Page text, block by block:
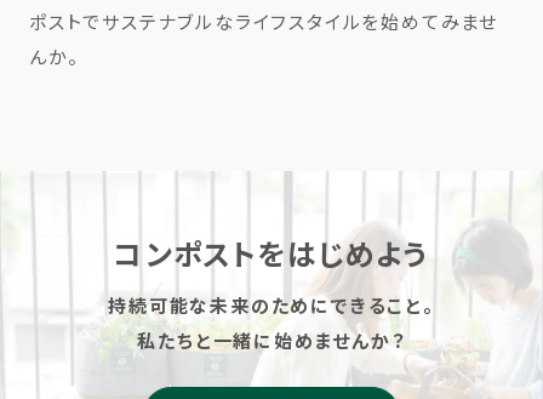
ポストでサステナブルなライフスタイルを始めてみませ
んか。
コンポストをはじめよう
持続可能な未来のためにできること。
私たちと一緒に始めませんか？